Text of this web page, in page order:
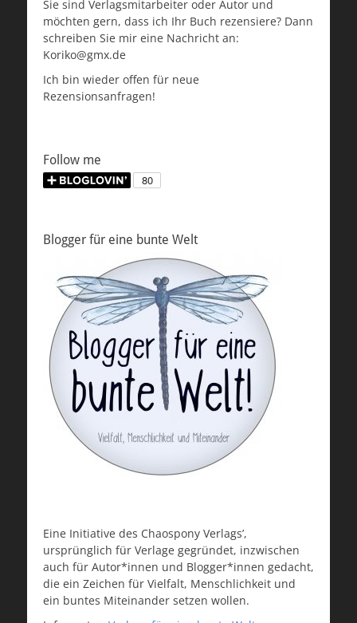
Sie sind Verlagsmitarbeiter oder Autor und
möchten gern, dass ich Ihr Buch rezensiere? Dann
schreiben Sie mir eine Nachricht an:
Koriko@gmx.de
Ich bin wieder offen für neue
Rezensionsanfragen!
Follow me
Blogger für eine bunte Welt
Eine Initiative des Chaospony Verlags’,
ursprünglich für Verlage gegründet, inzwischen
auch für Autor*innen und Blogger*innen gedacht,
die ein Zeichen für Vielfalt, Menschlichkeit und
ein buntes Miteinander setzen wollen.